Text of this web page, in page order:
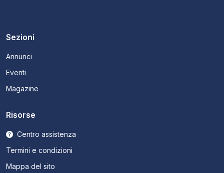
Sezioni
Annunci
Eventi
Magazine
Risorse
Centro assistenza
Termini e condizioni
Mappa del sito